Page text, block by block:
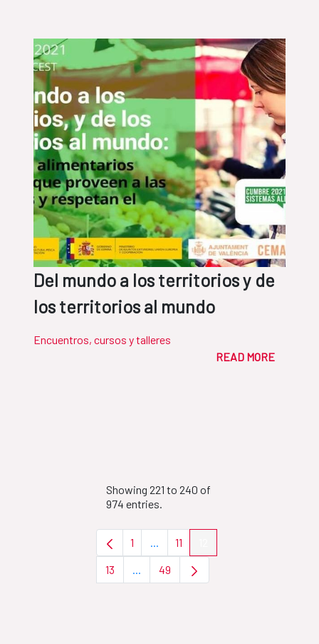
Del mundo a los territorios y de
los territorios al mundo
Encuentros, cursos y talleres
READ MORE
Showing 221 to 240 of
974 entries.
Page
1 ...Intermediate Pages Use TAB to
Page
11
Page
13 ...Intermediate Pages Use TAB to
Page
49